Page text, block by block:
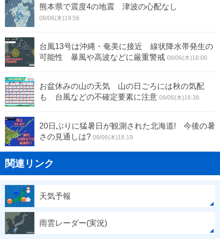
熊本県で震度4の地震 津波の心配なし
08/06(木)19:56
台風13号は沖縄・奄美に接近 線状降水帯発生の
可能性 暴風や高波などに厳重警戒 08/06(木)18:00
お盆休みの山の天気 山の日ごろには秋の気配
も 台風などの不確定要素に注意 08/06(木)16:38
20日ぶりに猛暑日が観測された北海道! 今後の暑
さの見通しは? 08/06(木)16:19
関連リンク
天気予報
雨雲レーダー(実況)